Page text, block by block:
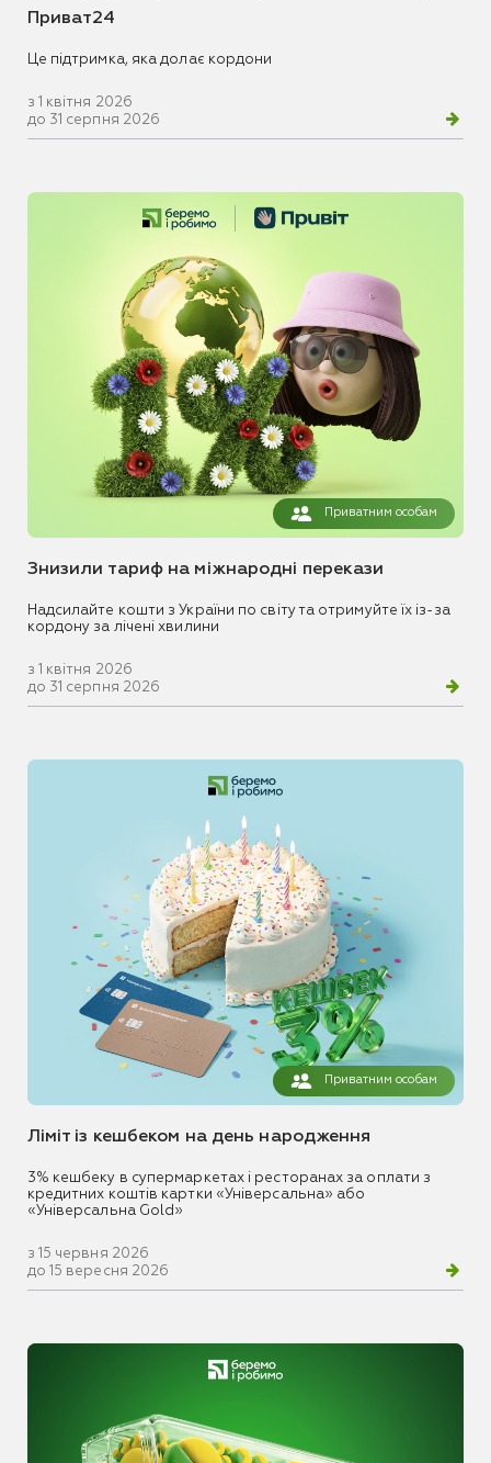
Приват24
Це підтримка, яка долає кордони
з 1 квітня 2026
до 31 серпня 2026
Приватним особам
Знизили тариф на міжнародні перекази
Надсилайте кошти з України по світу та отримуйте їх із-за
кордону за лічені хвилини
з 1 квітня 2026
до 31 серпня 2026
Приватним особам
Ліміт із кешбеком на день народження
3% кешбеку в супермаркетах і ресторанах за оплати з
кредитних коштів картки «Універсальна» або
«Універсальна Gold»
з 15 червня 2026
до 15 вересня 2026